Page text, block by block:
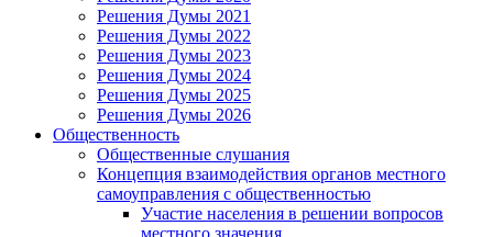
Решения Думы 2021
Решения Думы 2022
Решения Думы 2023
Решения Думы 2024
Решения Думы 2025
Решения Думы 2026
Общественность
Общественные слушания
Концепция взаимодействия органов местного
самоуправления с общественностью
Участие населения в решении вопросов
местного значения